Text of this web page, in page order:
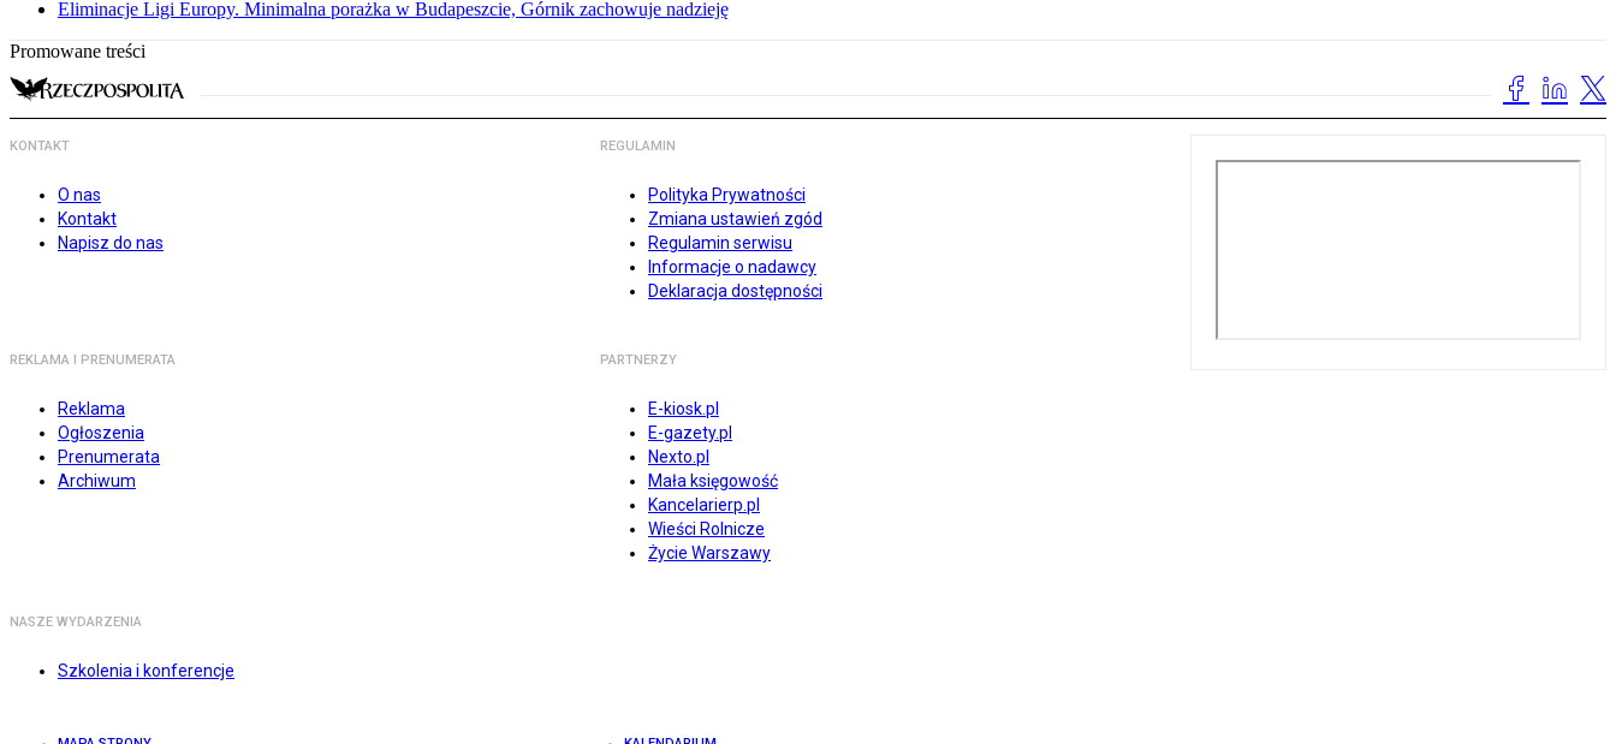
Eliminacje Ligi Europy. Minimalna porażka w Budapeszcie, Górnik zachowuje nadzieję
Promowane treści
KONTAKT
O nas
Kontakt
Napisz do nas
REGULAMIN
Polityka Prywatności
Zmiana ustawień zgód
Regulamin serwisu
Informacje o nadawcy
Deklaracja dostępności
REKLAMA I PRENUMERATA
Reklama
Ogłoszenia
Prenumerata
Archiwum
PARTNERZY
E-kiosk.pl
E-gazety.pl
Nexto.pl
Mała księgowość
Kancelarierp.pl
Wieści Rolnicze
Życie Warszawy
NASZE WYDARZENIA
Szkolenia i konferencje